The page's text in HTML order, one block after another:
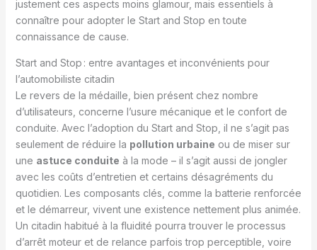
justement ces aspects moins glamour, mais essentiels à
connaître pour adopter le Start and Stop en toute
connaissance de cause.
Start and Stop : entre avantages et inconvénients pour
l’automobiliste citadin
Le revers de la médaille, bien présent chez nombre
d’utilisateurs, concerne l’usure mécanique et le confort de
conduite. Avec l’adoption du Start and Stop, il ne s’agit pas
seulement de réduire la pollution urbaine ou de miser sur
une astuce conduite à la mode – il s’agit aussi de jongler
avec les coûts d’entretien et certains désagréments du
quotidien. Les composants clés, comme la batterie renforcée
et le démarreur, vivent une existence nettement plus animée.
Un citadin habitué à la fluidité pourra trouver le processus
d’arrêt moteur et de relance parfois trop perceptible, voire